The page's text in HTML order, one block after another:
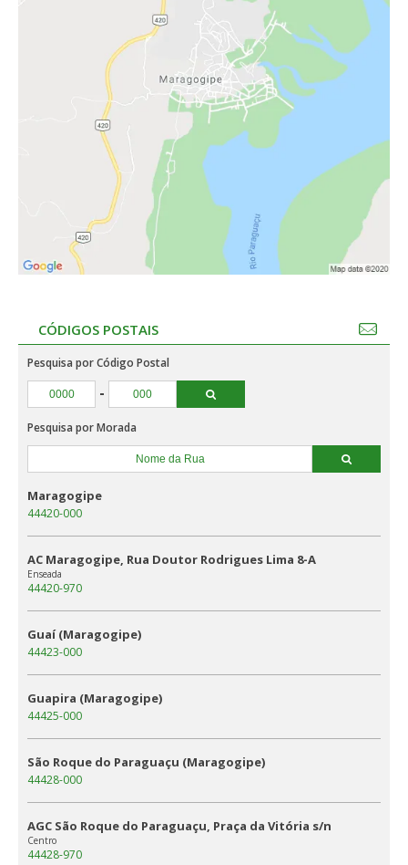
CÓDIGOS POSTAIS
Pesquisa por Código Postal
-
Pesquisa por Morada
Maragogipe
44420-000
AC Maragogipe, Rua Doutor Rodrigues Lima 8-A
Enseada
44420-970
Guaí (Maragogipe)
44423-000
Guapira (Maragogipe)
44425-000
São Roque do Paraguaçu (Maragogipe)
44428-000
AGC São Roque do Paraguaçu, Praça da Vitória s/n
Centro
44428-970